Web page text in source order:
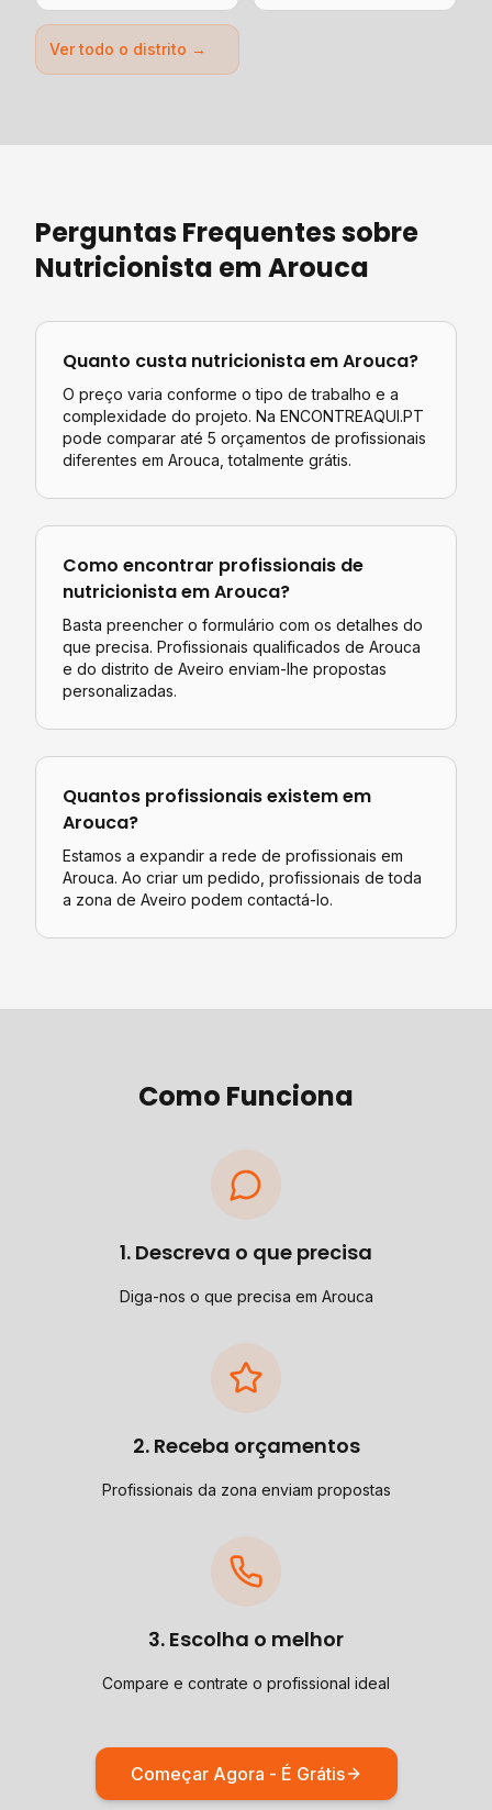
Ver todo o distrito →
Perguntas Frequentes sobre
Nutricionista emArouca
Quanto custa nutricionistaemArouca?
O preço varia conforme o tipo de trabalho e a
complexidade do projeto. Na ENCONTREAQUI.PT
pode comparar até 5 orçamentos de profissionais
diferentes em Arouca , totalmente grátis.
Como encontrar profissionais de
nutricionistaemArouca?
Basta preencher o formulário com os detalhes do
que precisa. Profissionais qualificados de Arouca
e do distrito de Aveiro enviam-lhe propostas
personalizadas.
Quantos profissionais existem em
Arouca?
Estamos a expandir a rede de profissionais em
Arouca. Ao criar um pedido, profissionais de toda
a zona de Aveiro podem contactá-lo.
Como Funciona
1. Descreva o que precisa
Diga-nos o que precisa em Arouca
2. Receba orçamentos
Profissionais da zona enviam propostas
3. Escolha o melhor
Compare e contrate o profissional ideal
Começar Agora - É Grátis